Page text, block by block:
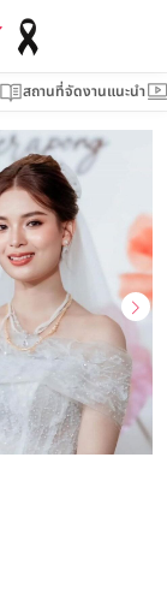
สถานที่จัดงานแนะนำ